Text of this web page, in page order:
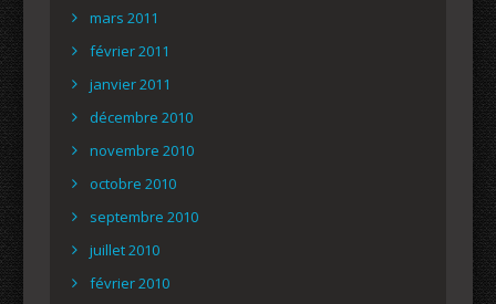
mars 2011
février 2011
janvier 2011
décembre 2010
novembre 2010
octobre 2010
septembre 2010
juillet 2010
février 2010